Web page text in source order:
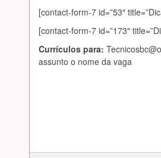
[contact-form-7 id=”53″
[contact-form-7 id=”173″
Currículos para:
assunto o nome da vaga